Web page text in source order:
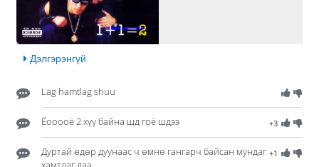
Дэлгэрэнгүй
Lag hamtlag shuu
+3
Ёооооё 2 хүү байна шд гоё шдээ
+1
Дуртай өдөр дуунаас ч өмнө гангарч байсан мундаг